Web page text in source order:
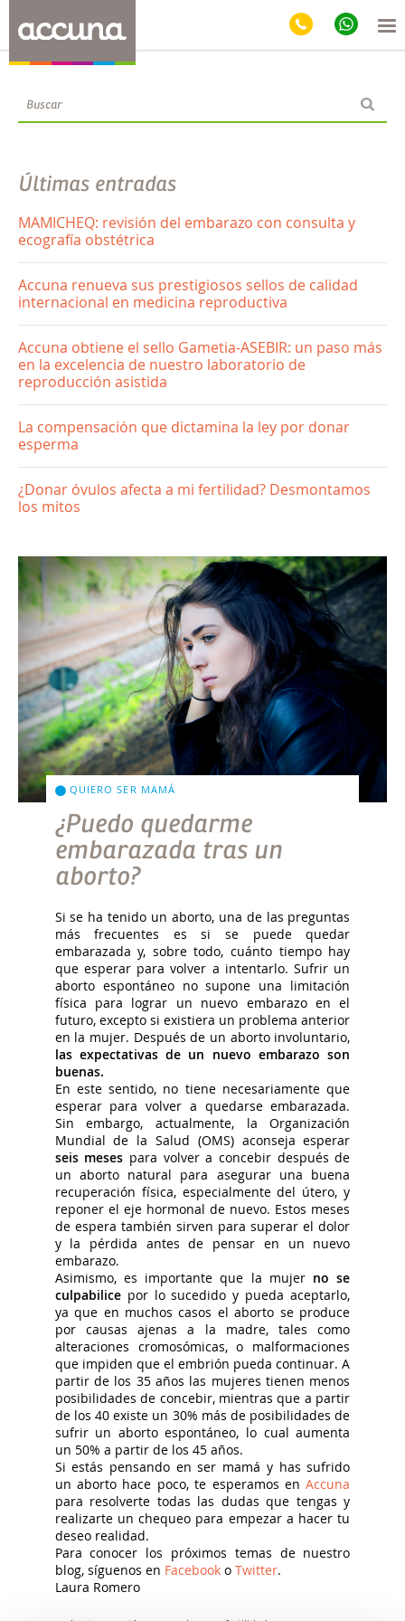
Blog
Últimas entradas
MAMICHEQ: revisión del embarazo con consulta y
ecografía obstétrica
Accuna renueva sus prestigiosos sellos de calidad
internacional en medicina reproductiva
Accuna obtiene el sello Gametia-ASEBIR: un paso más
en la excelencia de nuestro laboratorio de
reproducción asistida
La compensación que dictamina la ley por donar
esperma
¿Donar óvulos afecta a mi fertilidad? Desmontamos
los mitos
QUIERO SER MAMÁ
¿Puedo quedarme
embarazada tras un
aborto?
Si se ha tenido un aborto, una de las preguntas
más frecuentes es si se puede quedar
embarazada y, sobre todo, cuánto tiempo hay
que esperar para volver a intentarlo. Sufrir un
aborto espontáneo no supone una limitación
física para lograr un nuevo embarazo en el
futuro, excepto si existiera un problema anterior
en la mujer. Después de un aborto involuntario,
las expectativas de un nuevo embarazo son
buenas.
En este sentido, no tiene necesariamente que
esperar para volver a quedarse embarazada.
Sin embargo, actualmente, la Organización
Mundial de la Salud (OMS) aconseja esperar
seis meses para volver a concebir después de
un aborto natural para asegurar una buena
recuperación física, especialmente del útero, y
reponer el eje hormonal de nuevo. Estos meses
de espera también sirven para superar el dolor
y la pérdida antes de pensar en un nuevo
embarazo.
Asimismo, es importante que la mujer no se
culpabilicepor lo sucedido y pueda aceptarlo,
ya que en muchos casos el aborto se produce
por causas ajenas a la madre, tales como
alteraciones cromosómicas, o malformaciones
que impiden que el embrión pueda continuar. A
partir de los 35 años las mujeres tienen menos
posibilidades de concebir, mientras que a partir
de los 40 existe un 30% más de posibilidades de
sufrir un aborto espontáneo, lo cual aumenta
un 50% a partir de los 45 años.
Si estás pensando en ser mamá y has sufrido
un aborto hace poco, te esperamos enAccuna
para resolverte todas las dudas que tengas y
realizarte un chequeo para empezar a hacer tu
deseo realidad.
Para conocer los próximos temas de nuestro
blog, síguenos en Facebooko Twitter.
Laura Romero